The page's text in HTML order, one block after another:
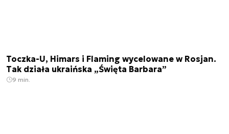
Toczka-U, Himars i Flaming wycelowane w Rosjan.
Tak działa ukraińska „Święta Barbara”
9 min.